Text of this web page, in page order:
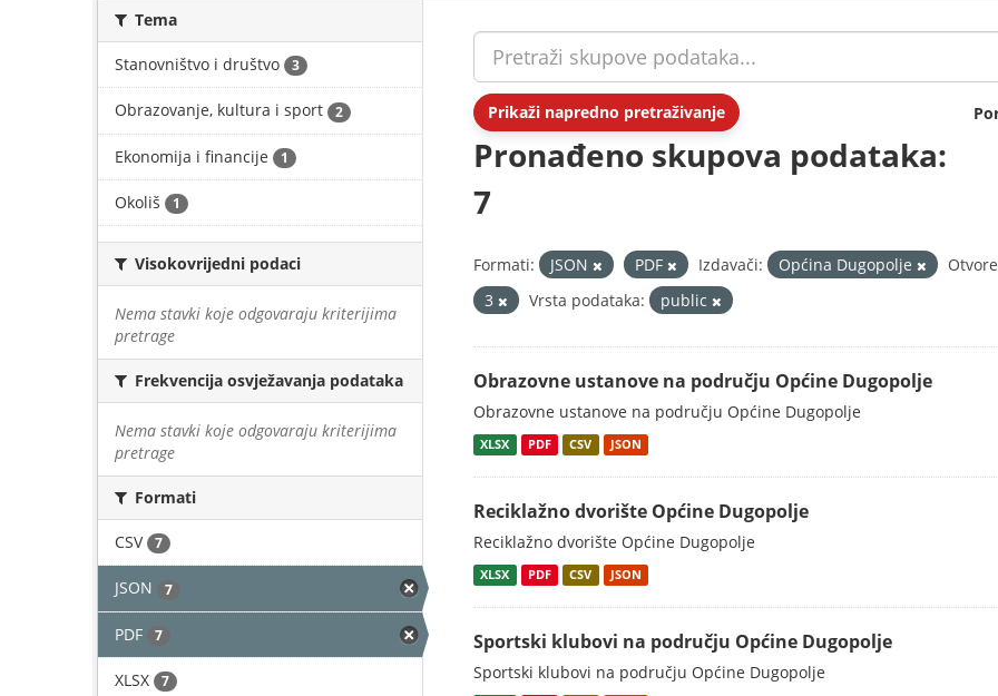
Tema
Stanovništvo i društvo 3
Obrazovanje, kultura i sport 2
Ekonomija i financije 1
Okoliš 1
Visokovrijedni podaci
Nema stavki koje odgovaraju kriterijima
pretrage
Frekvencija osvježavanja podataka
Nema stavki koje odgovaraju kriterijima
pretrage
Formati
CSV 7
JSON 7
PDF 7
XLSX 7
Prikaži napredno pretraživanje
Pronađeno skupova podataka:
7
Formati: JSON PDF Izdavači: Općina Dugopolje
3
Vrsta podataka: public
Obrazovne ustanove na području Općine Dugopolje
Obrazovne ustanove na području Općine Dugopolje
XLSX PDF CSV JSON
Reciklažno dvorište Općine Dugopolje
Reciklažno dvorište Općine Dugopolje
XLSX PDF CSV JSON
Sportski klubovi na području Općine Dugopolje
Sportski klubovi na području Općine Dugopolje